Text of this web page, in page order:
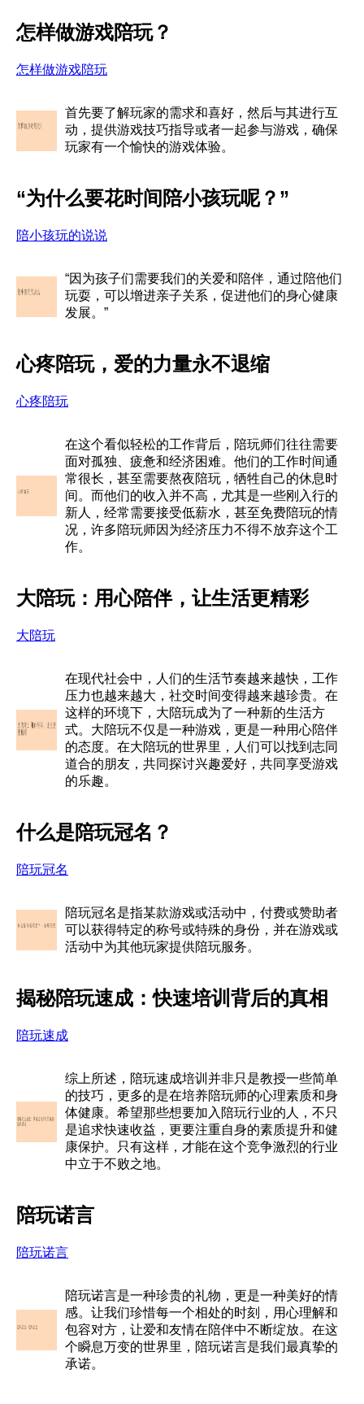
怎样做游戏陪玩？
怎样做游戏陪玩
首先要了解玩家的需求和喜好，然后与其进行互
动，提供游戏技巧指导或者一起参与游戏，确保
玩家有一个愉快的游戏体验。
“为什么要花时间陪小孩玩呢？”
陪小孩玩的说说
“因为孩子们需要我们的关爱和陪伴，通过陪他们
玩耍，可以增进亲子关系，促进他们的身心健康
发展。”
心疼陪玩，爱的力量永不退缩
心疼陪玩
在这个看似轻松的工作背后，陪玩师们往往需要
面对孤独、疲惫和经济困难。他们的工作时间通
常很长，甚至需要熬夜陪玩，牺牲自己的休息时
间。而他们的收入并不高，尤其是一些刚入行的
新人，经常需要接受低薪水，甚至免费陪玩的情
况，许多陪玩师因为经济压力不得不放弃这个工
作。
大陪玩：用心陪伴，让生活更精彩
大陪玩
在现代社会中，人们的生活节奏越来越快，工作
压力也越来越大，社交时间变得越来越珍贵。在
这样的环境下，大陪玩成为了一种新的生活方
式。大陪玩不仅是一种游戏，更是一种用心陪伴
的态度。在大陪玩的世界里，人们可以找到志同
道合的朋友，共同探讨兴趣爱好，共同享受游戏
的乐趣。
什么是陪玩冠名？
陪玩冠名
陪玩冠名是指某款游戏或活动中，付费或赞助者
可以获得特定的称号或特殊的身份，并在游戏或
活动中为其他玩家提供陪玩服务。
揭秘陪玩速成：快速培训背后的真相
陪玩速成
综上所述，陪玩速成培训并非只是教授一些简单
的技巧，更多的是在培养陪玩师的心理素质和身
体健康。希望那些想要加入陪玩行业的人，不只
是追求快速收益，更要注重自身的素质提升和健
康保护。只有这样，才能在这个竞争激烈的行业
中立于不败之地。
陪玩诺言
陪玩诺言
陪玩诺言是一种珍贵的礼物，更是一种美好的情
感。让我们珍惜每一个相处的时刻，用心理解和
包容对方，让爱和友情在陪伴中不断绽放。在这
个瞬息万变的世界里，陪玩诺言是我们最真挚的
承诺。